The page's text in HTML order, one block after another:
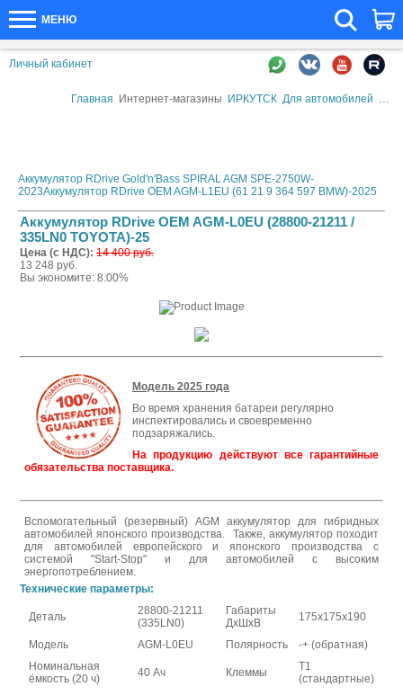
МЕНЮ
Личный кабинет
Главная Интернет-магазины ИРКУТСК Для автомобилей
Аккумулятор RDrive Gold'n'Bass SPIRAL AGM SPE-2750W-
2023Аккумулятор RDrive OEM AGM-L1EU (61 21 9 364 597 BMW)-2025
Аккумулятор RDrive OEM AGM-L0EU (28800-21211 /
335LN0 TOYOTA)-25
Цена (с НДС): 14 400 руб.
13 248 руб.
Вы экономите: 8.00%
Модель 2025 года
Во время хранения батареи регулярно
инспектировались и своевременно
подзаряжались.
На продукцию действуют все гарантийные
обязательства поставщика.
Вспомогательный (резервный) AGM аккумулятор для гибридных
автомобилей японского производства. Также, аккумулятор походит
для автомобилей европейского и японского производства с
системой "Start-Stop" и для автомобилей с высоким
энергопотреблением.
Технические параметры:
Деталь
28800-21211
(335LN0)
Габариты
ДхШхВ
175х175х190
Модель AGM-L0EU Полярность
-+ (обратная)
Номинальная
ёмкость (20 ч)
40 Ач Клеммы
Т1
(стандартные)